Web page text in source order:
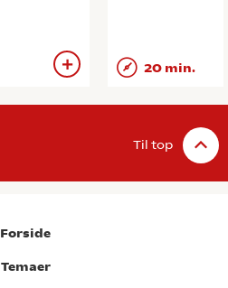
20 min.
Til top
Forside
Temaer